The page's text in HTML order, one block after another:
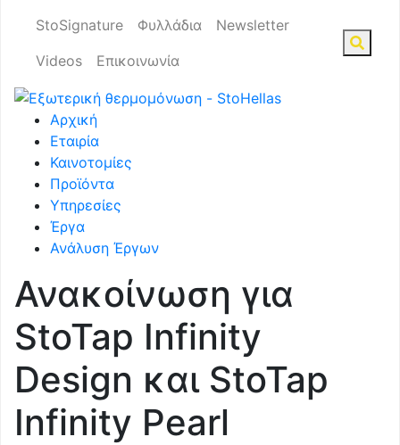
StoSignature Φυλλάδια
Newsletter
Videos
Επικοινωνία
Αρχική
Εταιρία
Καινοτομίες
Προϊόντα
Υπηρεσίες
Έργα
Ανάλυση Έργων
Ανακοίνωση για
StoTap Infinity
Design και StoTap
Infinity Pearl